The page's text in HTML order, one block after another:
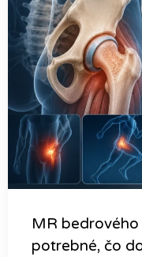
MR
potrebné, čo